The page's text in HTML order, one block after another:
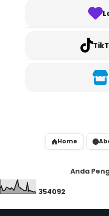
Home
Anda
354092